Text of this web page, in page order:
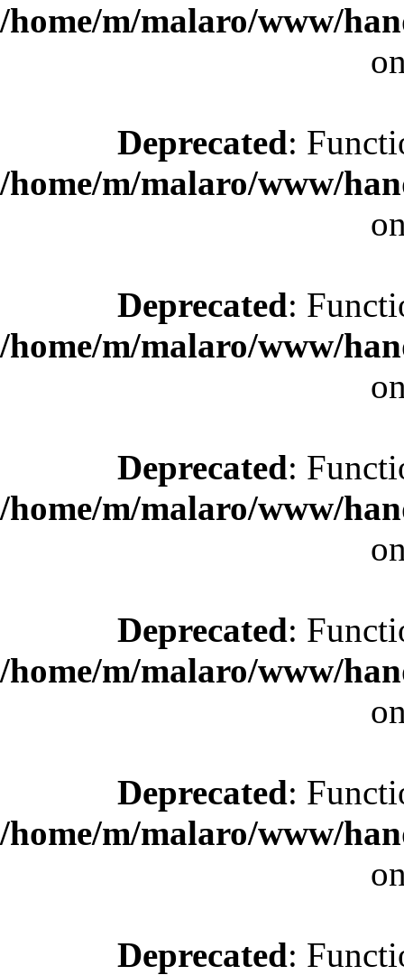
/home/m/malaro/www/
Deprecated:
/home/m/malaro/www/
Deprecated:
/home/m/malaro/www/
Deprecated:
/home/m/malaro/www/
Deprecated:
/home/m/malaro/www/
Deprecated:
/home/m/malaro/www/
Deprecated: